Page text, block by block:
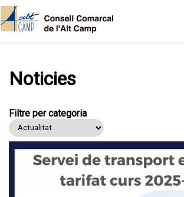
Noticies
Filtre per categoria